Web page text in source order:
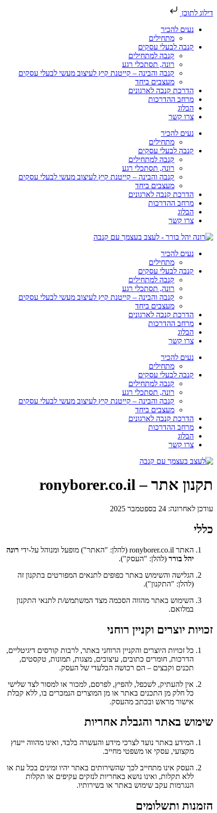
דילוג לתוכן
נעים להכיר
מתחילים
קנבה לבעלי עסקים
קנבה למתחילים
רונה, תסתכלי רגע
קנבה והבינה – קייטנת קיץ לעיצוב מעשי לבעלי עסקים
מעצבים ביחד
הדרכת קנבה לארגונים
מרחב ההדרכות
הבלוג
צרו קשר
נעים להכיר
מתחילים
קנבה לבעלי עסקים
קנבה למתחילים
רונה, תסתכלי רגע
קנבה והבינה – קייטנת קיץ לעיצוב מעשי לבעלי עסקים
מעצבים ביחד
הדרכת קנבה לארגונים
מרחב ההדרכות
הבלוג
צרו קשר
נעים להכיר
מתחילים
קנבה לבעלי עסקים
קנבה למתחילים
רונה, תסתכלי רגע
קנבה והבינה – קייטנת קיץ לעיצוב מעשי לבעלי עסקים
מעצבים ביחד
הדרכת קנבה לארגונים
מרחב ההדרכות
הבלוג
צרו קשר
נעים להכיר
מתחילים
קנבה לבעלי עסקים
קנבה למתחילים
רונה, תסתכלי רגע
קנבה והבינה – קייטנת קיץ לעיצוב מעשי לבעלי עסקים
מעצבים ביחד
הדרכת קנבה לארגונים
מרחב ההדרכות
הבלוג
צרו קשר
תקנון אתר – ronyborer.co.il
עודכן לאחרונה: 24 בספטמבר 2025
כללי
האתר ronyborer.co.il (להלן: "האתר") מופעל ומנוהל על-ידי
רונה
יהל בורר (להלן: "העסק").
הגלישה והשימוש באתר כפופים לתנאים המפורטים בתקנון זה
(להלן: "התקנון").
השימוש באתר מהווה הסכמה מצד המשתמש/ת לתנאי התקנון
במלואם.
זכויות יוצרים וקניין רוחני
כל זכויות היוצרים והקניין הרוחני באתר, לרבות קורסים דיגיטליים,
הדרכות, חומרים כתובים, עיצובים, מצגות, תמונות, טקסטים,
תכנים וקבצים – הם רכושה הבלעדי של העסק.
אין להעתיק, לשכפל, להפיץ, לפרסם, למכור או למסור לצד שלישי
כל חלק מן התכנים באתר או מן המוצרים הנמכרים בו, ללא קבלת
אישור מראש ובכתב מהעסק.
שימוש באתר והגבלת אחריות
המידע באתר נועד לצרכי מידע והעשרה בלבד, ואינו מהווה ייעוץ
מקצועי, עסקי או משפטי מחייב.
העסק אינו מתחייב לכך שהשירותים באתר יהיו זמינים בכל עת או
ללא תקלות, ואינו נושא באחריות לנזקים עקיפים או תקלות
הנגרמות עקב שימוש באתר או בשירותיו.
הזמנות ותשלומים